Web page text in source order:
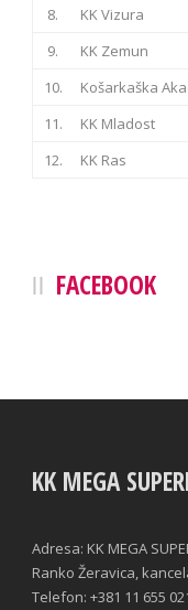
8.
KK Vizura
9.
KK Zemun
10.
Košarkaška
11.
KK Mladost
12.
KK Ras
FACEBOOK
KK MEGA
Adresa: KK MEGA
Ranko Žeravica,
Telefon: +381 11 655